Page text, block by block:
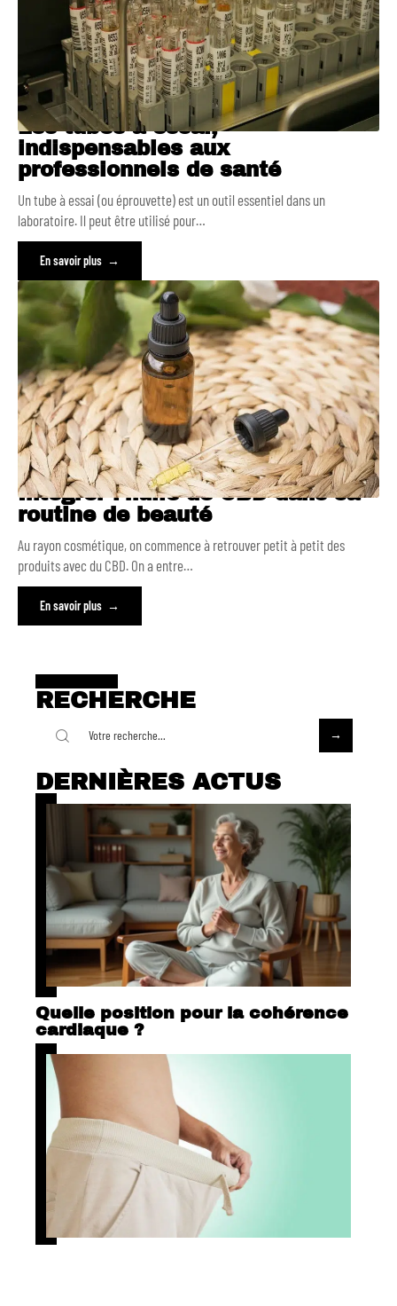
Les tubes à essai,
indispensables aux
professionnels de santé
Un tube à essai (ou éprouvette) est un outil essentiel dans un
laboratoire. Il peut être utilisé pour…
En savoir plus
Intégrer l’huile de CBD dans sa
routine de beauté
Au rayon cosmétique, on commence à retrouver petit à petit des
produits avec du CBD. On a entre…
En savoir plus
RECHERCHE
DERNIÈRES ACTUS
Quelle position pour la cohérence
cardiaque ?